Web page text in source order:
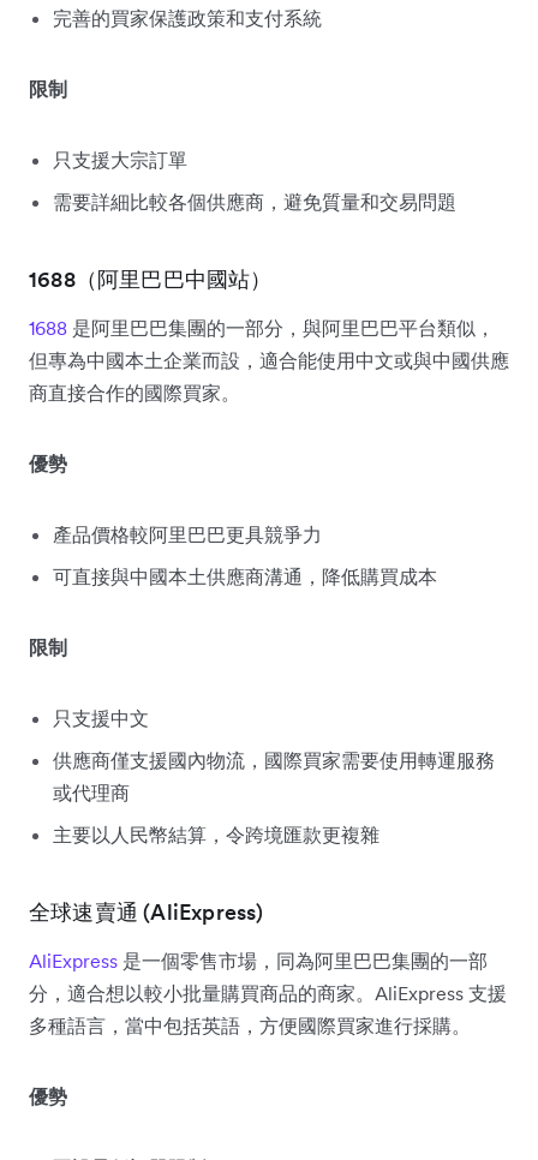
完善的買家保護政策和支付系統
限制
只支援大宗訂單
需要詳細比較各個供應商，避免質量和交易問題
1688（阿里巴巴中國站）
1688 是阿里巴巴集團的一部分，與阿里巴巴平台類似，
但專為中國本土企業而設，適合能使用中文或與中國供應
商直接合作的國際買家。
優勢
產品價格較阿里巴巴更具競爭力
可直接與中國本土供應商溝通，降低購買成本
限制
只支援中文
供應商僅支援國內物流，國際買家需要使用轉運服務
或代理商
主要以人民幣結算，令跨境匯款更複雜
全球速賣通 (AliExpress)
AliExpress 是一個零售市場，同為阿里巴巴集團的一部
分，適合想以較小批量購買商品的商家。AliExpress 支援
多種語言，當中包括英語，方便國際買家進行採購。
優勢